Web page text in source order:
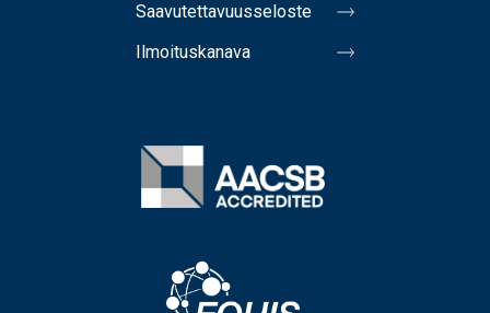
Saavutettavuusseloste
Ilmoituskanava
Image
Image